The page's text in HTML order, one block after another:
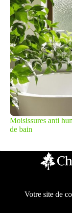
Moisissures anti
de bain
Votre site de